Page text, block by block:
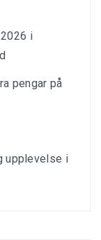
i
pengar på
upplevelse i